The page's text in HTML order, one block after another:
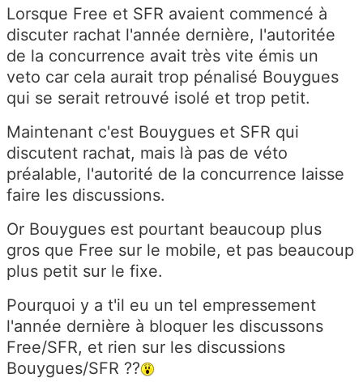
Lorsque Free et SFR avaient commencé à
discuter rachat l'année dernière, l'autoritée
de la concurrence avait très vite émis un
veto car cela aurait trop pénalisé Bouygues
qui se serait retrouvé isolé et trop petit.
Maintenant c'est Bouygues et SFR qui
discutent rachat, mais là pas de véto
préalable, l'autorité de la concurrence laisse
faire les discussions.
Or Bouygues est pourtant beaucoup plus
gros que Free sur le mobile, et pas beaucoup
plus petit sur le fixe.
Pourquoi y a t'il eu un tel empressement
l'année dernière à bloquer les discussons
Free/SFR, et rien sur les discussions
Bouygues/SFR ??